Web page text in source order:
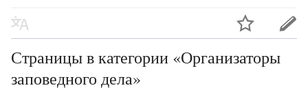
Страницы в категории «Организаторы
заповедного дела»